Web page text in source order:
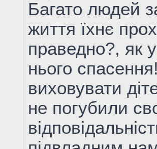
Багато людей
життя їхнє
праведно?, як
нього
виховувати
не погубили